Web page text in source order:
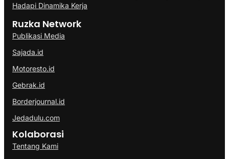
Hadapi Dinamika Kerja
Ruzka Network
Publikasi Media
Sajada.id
Motoresto.id
Gebrak.id
Borderjournal.id
Jedadulu.com
Kolaborasi
Tentang Kami